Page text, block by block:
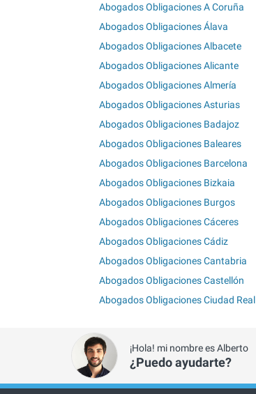
Abogados Obligaciones A Coruña
Abogados Obligaciones Álava
Abogados Obligaciones Albacete
Abogados Obligaciones Alicante
Abogados Obligaciones Almería
Abogados Obligaciones Asturias
Abogados Obligaciones Badajoz
Abogados Obligaciones Baleares
Abogados Obligaciones Barcelona
Abogados Obligaciones Bizkaia
Abogados Obligaciones Burgos
Abogados Obligaciones Cáceres
Abogados Obligaciones Cádiz
Abogados Obligaciones Cantabria
Abogados Obligaciones Castellón
Abogados Obligaciones Ciudad Real
¡Hola! mi nombre es Alberto
¿Puedo ayudarte?